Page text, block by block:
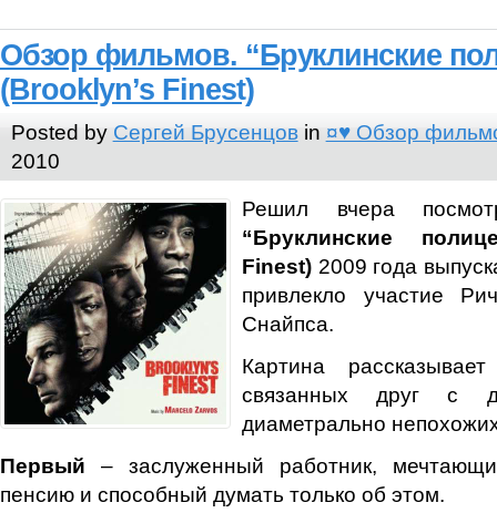
Обзор фильмов. “Бруклинские
(Brooklyn’s Finest)
Posted by Сергей Брусенцовin ¤♥ Обзор
2010
Решил вчера
“Бруклинские
Finest) 2009 года
привлекло участие
Снайпса.
Картина
связанных друг с
диаметрально
Первый – заслуженный работник,
пенсию и способный думать только об этом.